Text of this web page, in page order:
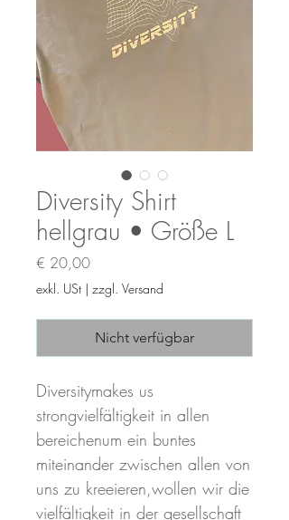
Diversity Shirt
hellgrau • Größe L
€ 20,00Preis
exkl. USt | zzgl. Versand
Nicht verfügbar
Diversitymakes us
strongvielfältigkeit in allen
bereichenum ein buntes
miteinander zwischen allen von
uns zu kreeieren,wollen wir die
vielfältigkeit in der gesellschaft